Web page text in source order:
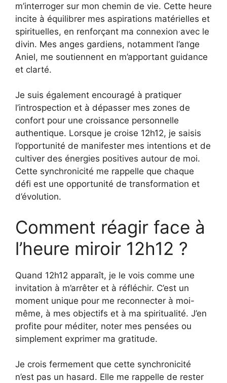
m’interroger sur mon chemin de vie. Cette heure
incite à équilibrer mes aspirations matérielles et
spirituelles, en renforçant ma connexion avec le
divin. Mes anges gardiens, notamment l’ange
Aniel, me soutiennent en m’apportant guidance
et clarté.
Je suis également encouragé à pratiquer
l’introspection et à dépasser mes zones de
confort pour une croissance personnelle
authentique. Lorsque je croise 12h12, je saisis
l’opportunité de manifester mes intentions et de
cultiver des énergies positives autour de moi.
Cette synchronicité me rappelle que chaque
défi est une opportunité de transformation et
d’évolution.
Comment réagir face à
l’heure miroir 12h12 ?
Quand 12h12 apparaît, je le vois comme une
invitation à m’arrêter et à réfléchir. C’est un
moment unique pour me reconnecter à moi-
même, à mes objectifs et à ma spiritualité. J’en
profite pour méditer, noter mes pensées ou
simplement exprimer ma gratitude.
Je crois fermement que cette synchronicité
n’est pas un hasard. Elle me rappelle de rester